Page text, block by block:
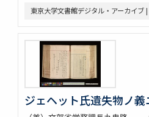
東京大学文書館デジタル・アーカイブ
ジェヘット氏遺失物ノ